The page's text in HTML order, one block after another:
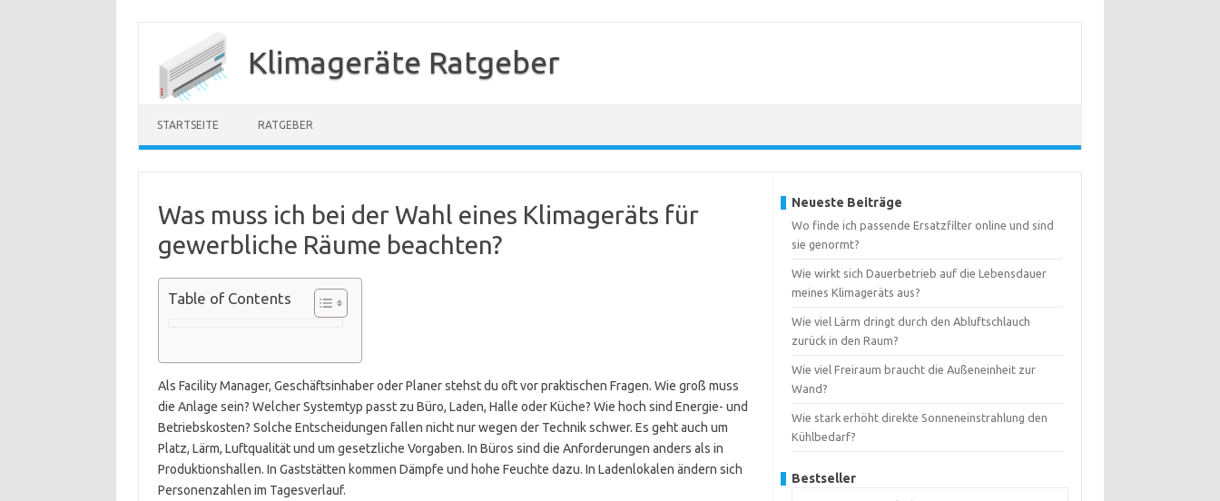
Klimageräte Ratgeber
STARTSEITE RATGEBER
Was muss ich bei der Wahl eines Klimageräts für
gewerbliche Räume beachten?
Table of Contents
Als Facility Manager, Geschäftsinhaber oder Planer stehst du oft vor praktischen Fragen. Wie groß muss
die Anlage sein? Welcher Systemtyp passt zu Büro, Laden, Halle oder Küche? Wie hoch sind Energie- und
Betriebskosten? Solche Entscheidungen fallen nicht nur wegen der Technik schwer. Es geht auch um
Platz, Lärm, Luftqualität und um gesetzliche Vorgaben. In Büros sind die Anforderungen anders als in
Produktionshallen. In Gaststätten kommen Dämpfe und hohe Feuchte dazu. In Ladenlokalen ändern sich
Personenzahlen im Tagesverlauf.
Neueste Beiträge
Wo finde ich passende Ersatzfilter online und sind
sie genormt?
Wie wirkt sich Dauerbetrieb auf die Lebensdauer
meines Klimageräts aus?
Wie viel Lärm dringt durch den Abluftschlauch
zurück in den Raum?
Wie viel Freiraum braucht die Außeneinheit zur
Wand?
Wie stark erhöht direkte Sonneneinstrahlung den
Kühlbedarf?
Bestseller